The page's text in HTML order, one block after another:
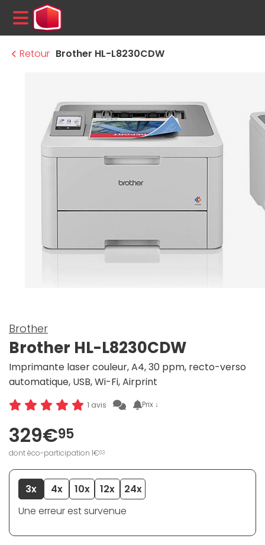
MENU
Retour Brother HL-L8230CDW
Brother
Brother HL-L8230CDW
Imprimante laser couleur, A4, 30 ppm, recto-verso
automatique, USB, Wi-Fi, Airprint
1 avis Prix ↓
329€95
dont éco-participation 1€03
3x 4x 10x 12x
24x
Une erreur est survenue